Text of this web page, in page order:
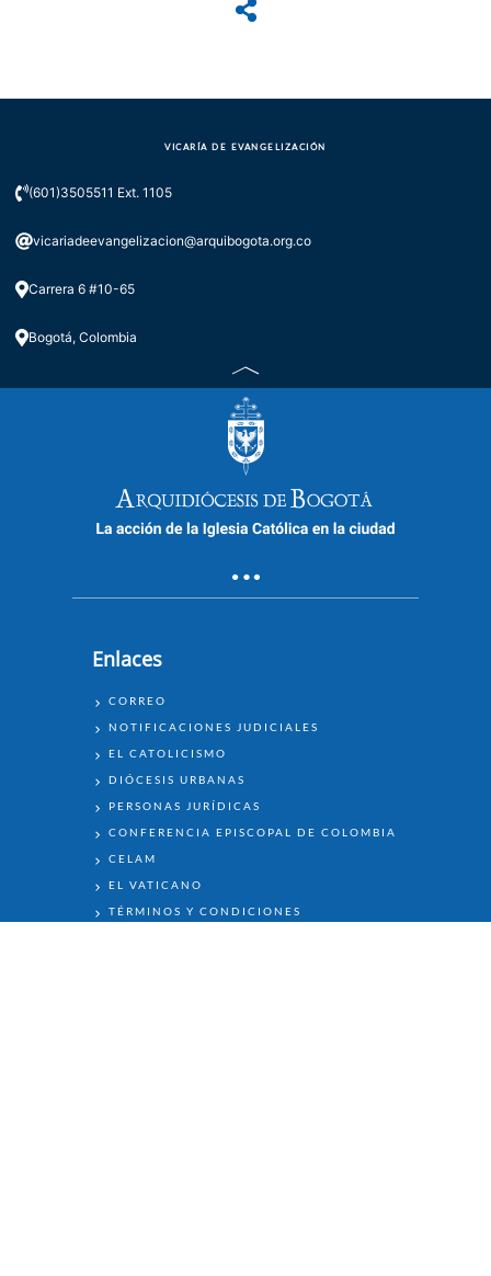
VICARÍA DE EVANGELIZACIÓN
(601)3505511 Ext. 1105
vicariadeevangelizacion@arquibogota.org.co
Carrera 6 #10-65
Bogotá, Colombia
Enlaces
ENLACES
CORREO
NOTIFICACIONES JUDICIALES
EL CATOLICISMO
DIÓCESIS URBANAS
PERSONAS JURÍDICAS
CONFERENCIA EPISCOPAL DE COLOMBIA
CELAM
EL VATICANO
TÉRMINOS Y CONDICIONES